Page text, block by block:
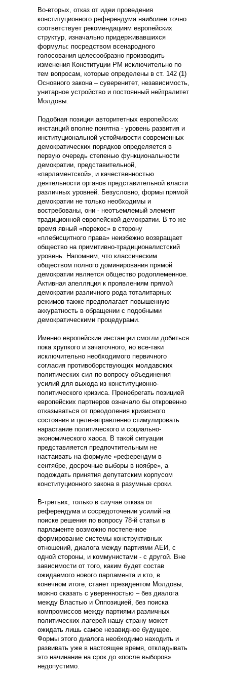
Во-вторых, отказ от идеи проведения
конституционного референдума наиболее точно
соответствует рекомендациям европейских
структур, изначально придерживавшихся
формулы: посредством всенародного
голосования целесообразно производить
изменения Конституции РМ исключительно по
тем вопросам, которые определены в ст. 142 (1)
Основного закона – суверенитет, независимость,
унитарное устройство и постоянный нейтралитет
Молдовы.
Подобная позиция авторитетных европейских
инстанций вполне понятна - уровень развития и
институциональной устойчивости современных
демократических порядков определяется в
первую очередь степенью функциональности
демократии, представительной,
«парламентской», и качественностью
деятельности органов представительной власти
различных уровней. Безусловно, формы прямой
демократии не только необходимы и
востребованы, они - неотъемлемый элемент
традиционной европейской демократии. В то же
время явный «перекос» в сторону
«плебисцитного права» неизбежно возвращает
общество на примитивно-традиционалистский
уровень. Напомним, что классическим
обществом полного доминирования прямой
демократии является общество родоплеменное.
Активная апелляция к проявлениям прямой
демократии различного рода тоталитарных
режимов также предполагает повышенную
аккуратность в обращении с подобными
демократическими процедурами.
Именно европейские инстанции смогли добиться
пока хрупкого и зачаточного, но все-таки
исключительно необходимого первичного
согласия противоборствующих молдавских
политических сил по вопросу объединения
усилий для выхода из конституционно-
политического кризиса. Пренебрегать позицией
европейских партнеров означало бы откровенно
отказываться от преодоления кризисного
состояния и целенаправленно стимулировать
нарастание политического и социально-
экономического хаоса. В такой ситуации
представляется предпочтительным не
настаивать на формуле «референдум в
сентябре, досрочные выборы в ноябре», а
подождать принятия депутатским корпусом
конституционного закона в разумные сроки.
В-третьих, только в случае отказа от
референдума и сосредоточении усилий на
поиске решения по вопросу 78-й статьи в
парламенте возможно постепенное
формирование системы конструктивных
отношений, диалога между партиями АЕИ, с
одной стороны, и коммунистами - с другой. Вне
зависимости от того, каким будет состав
ожидаемого нового парламента и кто, в
конечном итоге, станет президентом Молдовы,
можно сказать с уверенностью – без диалога
между Властью и Оппозицией, без поиска
компромиссов между партиями различных
политических лагерей нашу страну может
ожидать лишь самое незавидное будущее.
Формы этого диалога необходимо находить и
развивать уже в настоящее время, откладывать
это начинание на срок до «после выборов»
недопустимо.